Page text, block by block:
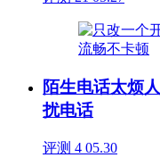
陌生电话太烦
扰电话
评测 4 05.30